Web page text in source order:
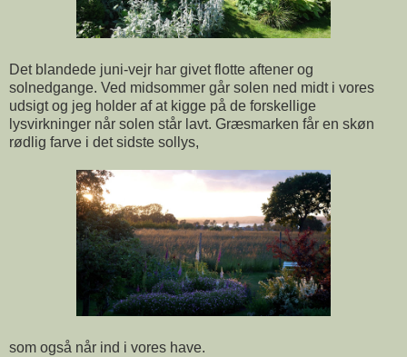
Det blandede juni-vejr har givet flotte aftener og
solnedgange. Ved midsommer går solen ned midt i vores
udsigt og jeg holder af at kigge på de forskellige
lysvirkninger når solen står lavt. Græsmarken får en skøn
rødlig farve i det sidste sollys,
som også når ind i vores have.